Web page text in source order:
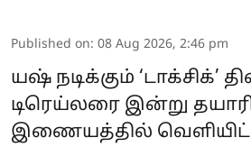
Published on: 08 Aug 2026, 2:46 pm
யஷ் நடிக்கும் ‘டாக்சிக்’
டிரெய்லரை இன்று
இணையத்தில்